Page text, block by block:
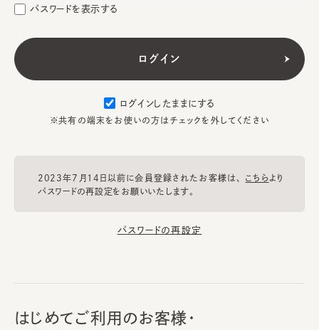
パスワードを表示する
ログインしたままにする
※共有の端末をお使いの方はチェックを外してください
2023年7月14日以前に会員登録されたお客様は、 こちらより
パスワードの再設定をお願いいたします。
パスワードの再設定
はじめてご利用のお客様・